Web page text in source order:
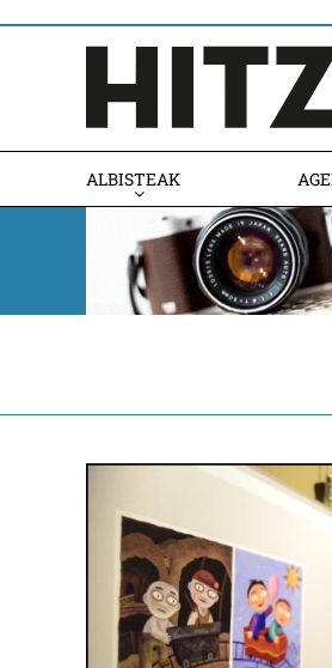
ALBISTEAK